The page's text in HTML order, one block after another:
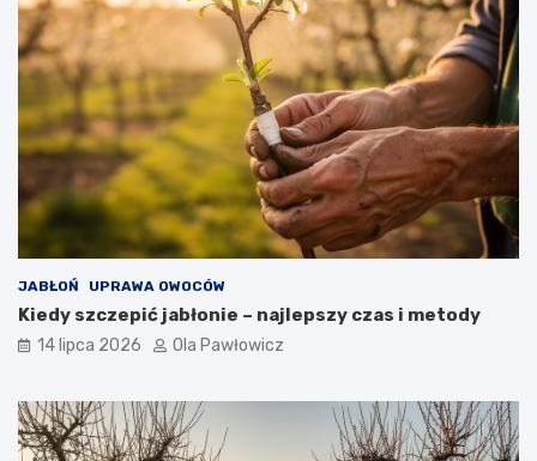
JABŁOŃ UPRAWA OWOCÓW
Kiedy szczepić jabłonie – najlepszy czas i metody
14 lipca 2026 Ola Pawłowicz